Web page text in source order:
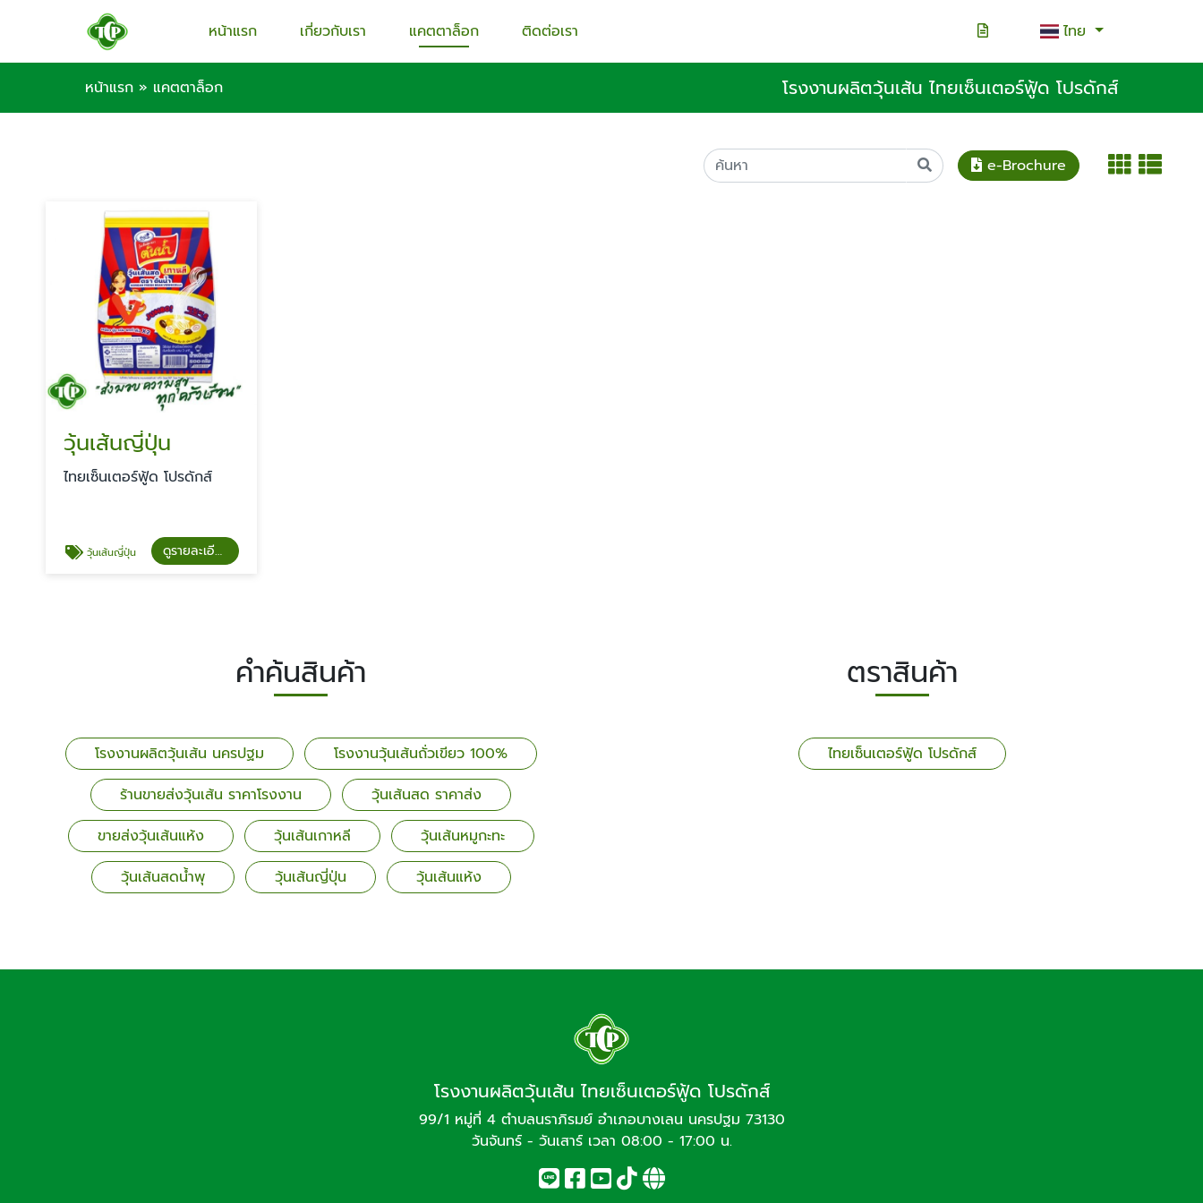
หน้าแรก เกี่ยวกับเรา แคตตาล็อก ติดต่อเรา ไทย
หน้าแรก » แคตตาล็อก โรงงานผลิตวุ้นเส้น ไทยเซ็นเตอร์ฟู้ด โปรดักส์
e-Brochure
วุ้นเส้นญี่ปุ่น
ไทยเซ็นเตอร์ฟู้ด โปรดักส์
วุ้นเส้นญี่ปุ่น ดูรายละเอียด
คำค้นสินค้า
โรงงานผลิตวุ้นเส้น นครปฐม
โรงงานวุ้นเส้นถั่วเขียว 100%
ร้านขายส่งวุ้นเส้น ราคาโรงงาน
วุ้นเส้นสด ราคาส่ง
ขายส่งวุ้นเส้นแห้ง
วุ้นเส้นเกาหลี
วุ้นเส้นหมูกะทะ
วุ้นเส้นสดน้ำพุ
วุ้นเส้นญี่ปุ่น วุ้นเส้นแห้ง
ตราสินค้า
ไทยเซ็นเตอร์ฟู้ด โปรดักส์
โรงงานผลิตวุ้นเส้น ไทยเซ็นเตอร์ฟู้ด โปรดักส์
99/1 หมู่ที่ 4 ตำบลนราภิรมย์ อำเภอบางเลน นครปฐม 73130
วันจันทร์ - วันเสาร์ เวลา 08:00 - 17:00 น.